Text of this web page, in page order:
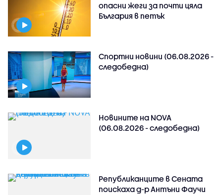
опасни жеги за почти цяла
България в петък
Спортни новини (06.08.2026 -
следобедна)
Новините на NOVA
(06.08.2026 - следобедна)
Републиканците в Сената
поискаха д-р Антъни Фаучи